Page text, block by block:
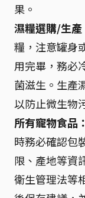
果。
濕糧選購/生產
糧，注意罐身
用完畢，務必
菌滋生。生產
以防止微生物
所有寵物食品：
時務必確認包
限、產地等資
衛生管理法等